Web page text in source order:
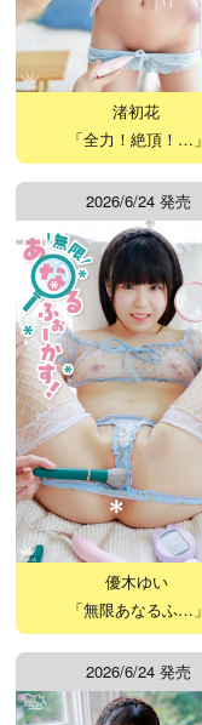
渚初花
「全力！絶頂！…」
2026/6/24 発売
優木ゆい
「無限あなるふ…」
2026/6/24 発売